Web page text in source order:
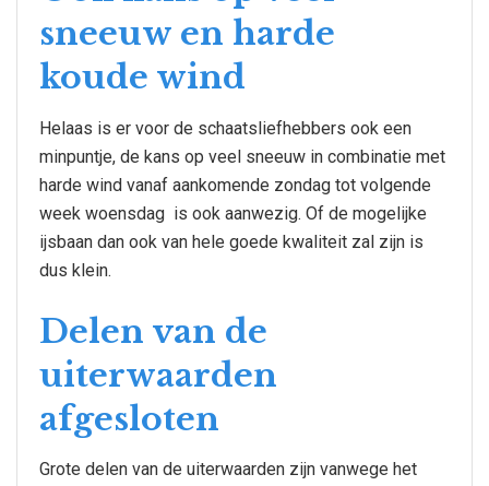
sneeuw en harde
koude wind
Helaas is er voor de schaatsliefhebbers ook een
minpuntje, de kans op veel sneeuw in combinatie met
harde wind vanaf aankomende zondag tot volgende
week woensdag is ook aanwezig. Of de mogelijke
ijsbaan dan ook van hele goede kwaliteit zal zijn is
dus klein.
Delen van de
uiterwaarden
afgesloten
Grote delen van de uiterwaarden zijn vanwege het